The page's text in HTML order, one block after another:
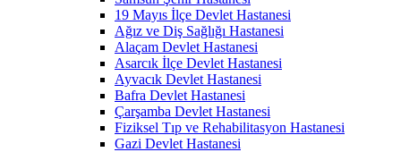
19 Mayıs İlçe Devlet Hastanesi
Ağız ve Diş Sağlığı Hastanesi
Alaçam Devlet Hastanesi
Asarcık İlçe Devlet Hastanesi
Ayvacık Devlet Hastanesi
Bafra Devlet Hastanesi
Çarşamba Devlet Hastanesi
Fiziksel Tıp ve Rehabilitasyon Hastanesi
Gazi Devlet Hastanesi